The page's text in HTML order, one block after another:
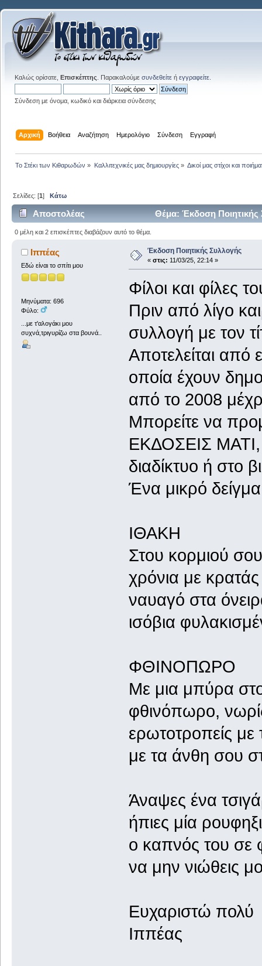
Καλώς ορίσατε, Επισκέπτης . Παρακαλούμε συνδεθείτε ή εγγραφείτε
Σύνδεση με όνομα, κωδικό και διάρκεια σύνδεσης
Αρχική Βοήθεια Αναζήτηση Ημερολόγιο Σύνδεση Εγγραφή
Το Στέκι των Κιθαρωδών » Καλλιτεχνικές μας δημιουργίες» Δικοί μας στίχοι και
Σελίδες: [1]Κάτω
Αποστολέας Θέμα: Έκδοση
0 μέλη και 2 επισκέπτες διαβάζουν αυτό το θέμα.
Ιππέας
Εδώ είναι το σπίτι μου
Μηνύματα: 696
Φύλο:
...με τ'αλογάκι μου
συχνά,τριγυρίζω στα βουνά..
Έκδοση Ποιητικής Συλλογής
« στις: 11/03/25, 22:14 »
Φίλοι και φίλες
Πριν από λίγο
συλλογή με τον
Αποτελείται από
οποία έχουν
από το 2008
Μπορείτε να
ΕΚΔΟΣΕΙΣ ΜΑΤΙ,
διαδίκτυο ή στο
Ένα μικρό
ΙΘΑΚΗ
Στου κορμιού
χρόνια με
ναυαγό στα
ισόβια
ΦΘΙΝΟΠΩΡΟ
Με μια μπύρα
φθινόπωρο,
ερωτοτροπείς με
με τα άνθη σου
Άναψες ένα
ήπιες μία
ο καπνός του σε
να μην νιώθεις
Ευχαριστώ πολύ
Ιππέας